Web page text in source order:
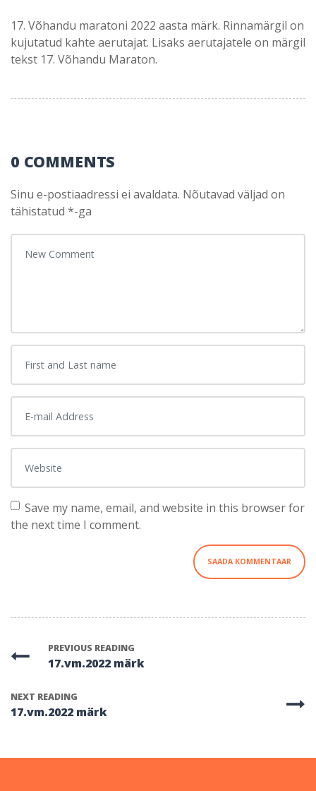
17. Võhandu maratoni 2022 aasta märk. Rinnamärgil on
kujutatud kahte aerutajat. Lisaks aerutajatele on märgil
tekst 17. Võhandu Maraton.
0 COMMENTS
Sinu e-postiaadressi ei avaldata. Nõutavad väljad on
tähistatud *-ga
Save my name, email, and website in this browser for
the next time I comment.
PREVIOUS READING
17.vm.2022 märk
NEXT READING
17.vm.2022 märk